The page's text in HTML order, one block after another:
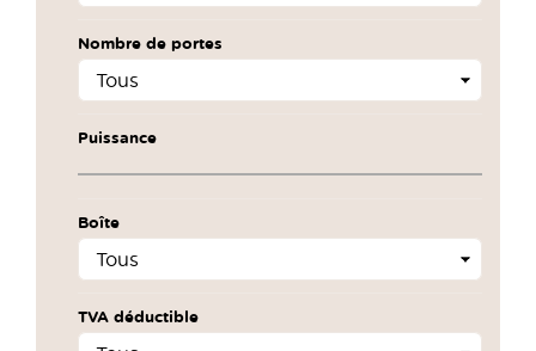
Nombre de portes
Puissance
Boîte
TVA déductible